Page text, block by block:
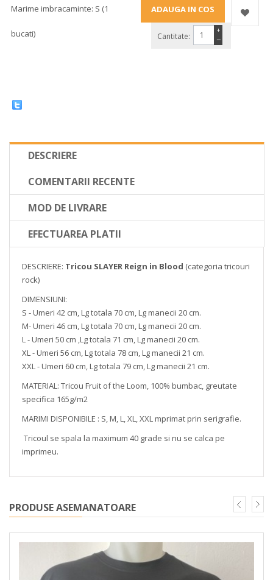
Marime imbracaminte: S (1
bucati) Cantitate: −
+
DESCRIERE
COMENTARII RECENTE
MOD DE LIVRARE
EFECTUAREA PLATII
DESCRIERE: Tricou SLAYER Reign in Blood (categoria tricouri
rock)
DIMENSIUNI:
S - Umeri 42 cm, Lg totala 70 cm, Lg manecii 20 cm.
M- Umeri 46 cm, Lg totala 70 cm, Lg manecii 20 cm.
L - Umeri 50 cm ,Lg totala 71 cm, Lg manecii 20 cm.
XL - Umeri 56 cm, Lg totala 78 cm, Lg manecii 21 cm.
XXL - Umeri 60 cm, Lg totala 79 cm, Lg manecii 21 cm.
MATERIAL: Tricou Fruit of the Loom, 100% bumbac, greutate
specifica 165g/m2
MARIMI DISPONIBILE : S, M, L, XL, XXL mprimat prin serigrafie.
Tricoul se spala la maximum 40 grade si nu se calca pe
imprimeu.
PRODUSE ASEMANATOARE